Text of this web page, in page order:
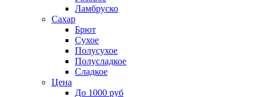
Ламбруско
Сахар
Брют
Сухое
Полусухое
Полусладкое
Сладкое
Цена
До 1000 руб